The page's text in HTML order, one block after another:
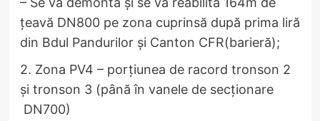
țeavă DN800 pe zona cuprinsă după prima liră
din Bdul Pandurilor și Canton CFR(barieră);
2. Zona PV4 – porțiunea de racord tronson 2
și tronson 3 (până în vanele de secționare
DN700)